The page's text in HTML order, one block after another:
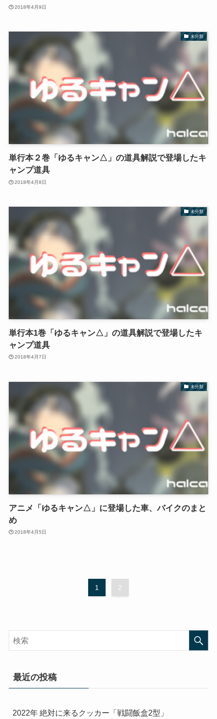
2018年4月9日
未分類
単行本２巻「ゆるキャン△」の道具解説で登場したキ
ャンプ道具
2018年4月8日
未分類
単行本1巻「ゆるキャン△」の道具解説で登場したキ
ャンプ道具
2018年4月7日
未分類
アニメ「ゆるキャン△」に登場した車、バイクのまと
め
2018年4月5日
1 2
最近の投稿
2022年 絶対に来るクッカー「戦闘飯盒2型」